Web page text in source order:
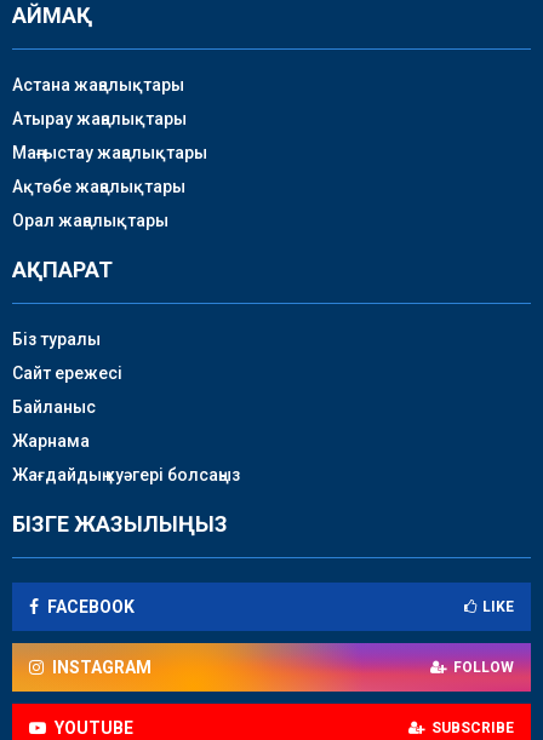
АЙМАҚ
Астана жаңалықтары
Атырау жаңалықтары
Маңғыстау жаңалықтары
Ақтөбе жаңалықтары
Орал жаңалықтары
АҚПАРАТ
Біз туралы
Сайт ережесі
Байланыс
Жарнама
Жағдайдың куәгері болсаңыз
БІЗГЕ ЖАЗЫЛЫҢЫЗ
FACEBOOK LIKE
INSTAGRAM FOLLOW
YOUTUBE SUBSCRIBE